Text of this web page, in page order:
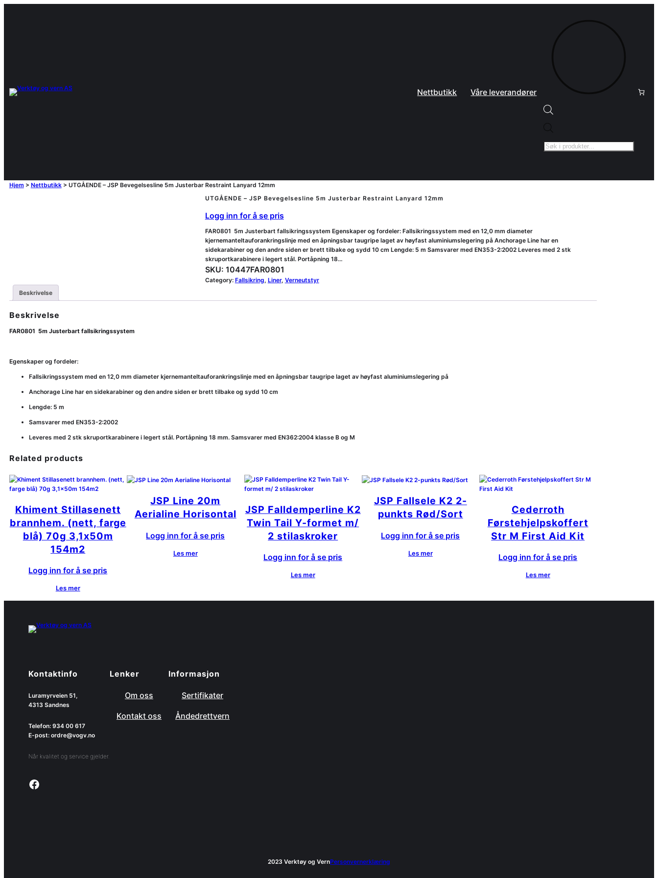
Nettbutikk Våre leverandører
Products
Hjem > Nettbutikk> UTGÅENDE – JSP Bevegelsesline 5m Justerbar Restraint Lanyard 12mm
UTGÅENDE – JSP Bevegelsesline 5m Justerbar Restraint Lanyard 12mm
Logg inn for å se pris
FAR0801 5m Justerbart fallsikringssystem Egenskaper og fordeler: Fallsikringssystem med en 12,0 mm diameter
kjernemanteltauforankringslinje med en åpningsbar taugripe laget av høyfast aluminiumslegering på Anchorage Line har en
sidekarabiner og den andre siden er brett tilbake og sydd 10 cm Lengde: 5 m Samsvarer med EN353-2:2002 Leveres med 2 stk
skruportkarabinere i legert stål. Portåpning 18…
SKU: 10447FAR0801
Category: Fallsikring, Liner, Verneutstyr
Beskrivelse
Beskrivelse
FAR0801 5m Justerbart fallsikringssystem
Egenskaper og fordeler:
Fallsikringssystem med en 12,0 mm diameter kjernemanteltauforankringslinje med en åpningsbar taugripe laget av høyfast aluminiumslegering på
Anchorage Line har en sidekarabiner og den andre siden er brett tilbake og sydd 10 cm
Lengde: 5 m
Samsvarer med EN353-2:2002
Leveres med 2 stk skruportkarabinere i legert stål. Portåpning 18 mm. Samsvarer med EN362:2004 klasse B og M
Related products
Khiment Stillasenett
brannhem. (nett, farge
blå) 70g 3,1x50m
154m2
Logg inn for å se pris
Les mer
JSP Line 20m
Aerialine Horisontal
Logg inn for å se pris
Les mer
JSP Falldemperline K2
Twin Tail Y-formet m/
2 stilaskroker
Logg inn for å se pris
Les mer
JSP Fallsele K2 2-
punkts Rød/Sort
Logg inn for å se pris
Les mer
Cederroth
Førstehjelpskoffert
Str M First Aid Kit
Logg inn for å se pris
Les mer
Kontaktinfo
Luramyrveien 51,
4313 Sandnes
Telefon: 934 00 617
E-post: ordre@vogv.no
Når kvalitet og service gjelder.
Link to facebook page
Lenker
Om oss
Kontakt oss
Informasjon
Sertifikater
Åndedrettvern
2023 Verktøy og VernPersonvernerklæring